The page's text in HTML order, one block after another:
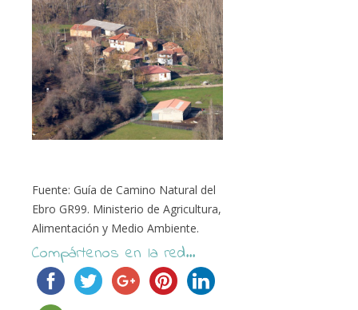
Fuente: Guía de Camino Natural del
Ebro GR99. Ministerio de Agricultura,
Alimentación y Medio Ambiente.
Compártenos en la red...